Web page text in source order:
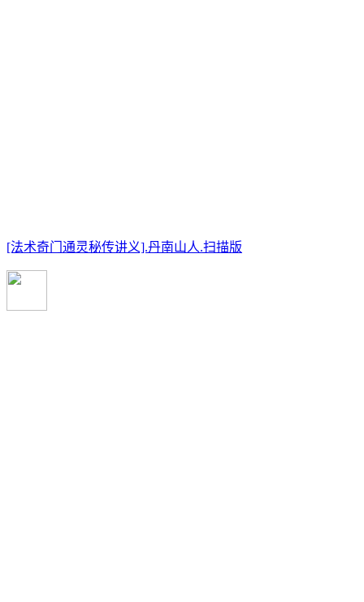
[法术奇门通灵秘传讲义].丹南山人.扫描版